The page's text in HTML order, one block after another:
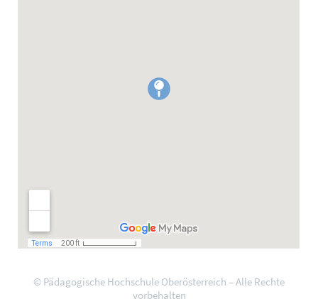
© Pädagogische Hochschule Oberösterreich – Alle Rechte
vorbehalten